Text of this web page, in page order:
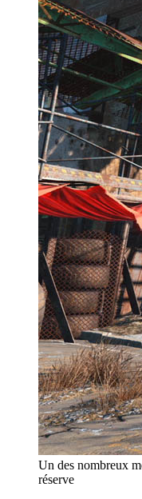
Un des nombreux
réserve